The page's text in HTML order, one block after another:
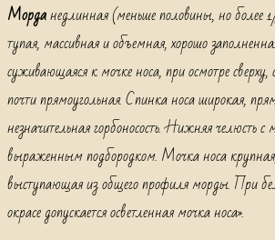
Морданедлинная (меньше половины, но более
тупая, массивная и объемная, хорошо
суживающаяся к мочке носа, при осмотре
почти прямоугольная. Спинка носа широкая,
незначительная горбоносость. Нижняя челюсть
выраженным подбородком. Мочка носа
выступающая из общего профиля морды. При
окрасе допускается осветленная мочка носа».